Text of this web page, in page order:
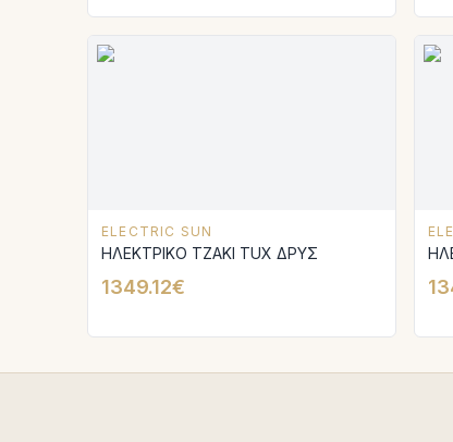
ELECTRIC SUN
ΗΛΕΚΤΡΙΚΟ ΤΖΑΚΙ TUX ΔΡΥΣ
1349.12€